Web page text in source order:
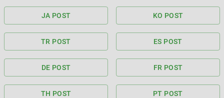
JA POST KO POST
TR POST ES POST
DE POST FR POST
TH POST PT POST